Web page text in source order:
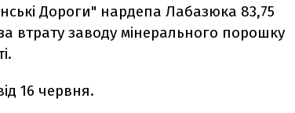
Дороги" нардепа Лабазюка 83,75
втрату заводу мінерального порошку
16 червня.